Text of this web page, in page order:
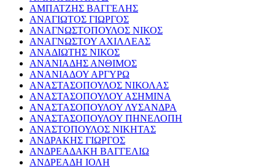
ΑΜΠΑΤΖΗΣ ΒΑΓΓΕΛΗΣ
ΑΝΑΓΙΩΤΟΣ ΓΙΩΡΓΟΣ
ΑΝΑΓΝΩΣΤΟΠΟΥΛΟΣ ΝΙΚΟΣ
ΑΝΑΓΝΩΣΤΟΥ ΑΧΙΛΛΕΑΣ
ΑΝΑΔΙΩΤΗΣ ΝΙΚΟΣ
ΑΝΑΝΙΑΔΗΣ ΑΝΘΙΜΟΣ
ΑΝΑΝΙΑΔΟΥ ΑΡΓΥΡΩ
ΑΝΑΣΤΑΣΟΠΟΥΛΟΣ ΝΙΚΟΛΑΣ
ΑΝΑΣΤΑΣΟΠΟΥΛΟΥ ΑΣΗΜΙΝΑ
ΑΝΑΣΤΑΣΟΠΟΥΛΟΥ ΛΥΣΑΝΔΡΑ
ΑΝΑΣΤΑΣΟΠΟΥΛΟΥ ΠΗΝΕΛΟΠΗ
ΑΝΑΣΤΟΠΟΥΛΟΣ ΝΙΚΗΤΑΣ
ΑΝΔΡΑΚΗΣ ΓΙΩΡΓΟΣ
ΑΝΔΡΕΑΔΑΚΗ ΒΑΓΓΕΛΙΩ
ΑΝΔΡΕΑΔΗ ΙΟΛΗ